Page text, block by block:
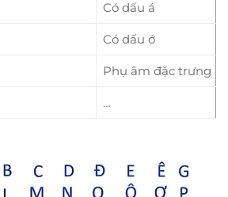
Có dấu á
Có dấu ớ
Phụ âm đặc trưng
…